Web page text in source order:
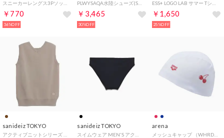
￥770
36%OFF
￥3,465
30%OFF
￥1,650
25%OFF
sanideiz TOKYO sanideiz TOKYO arena
メッシュキャップ （WHRD）